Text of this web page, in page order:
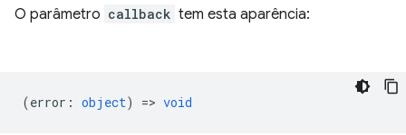
O parâmetro callback tem esta aparência:
(error : object) => void